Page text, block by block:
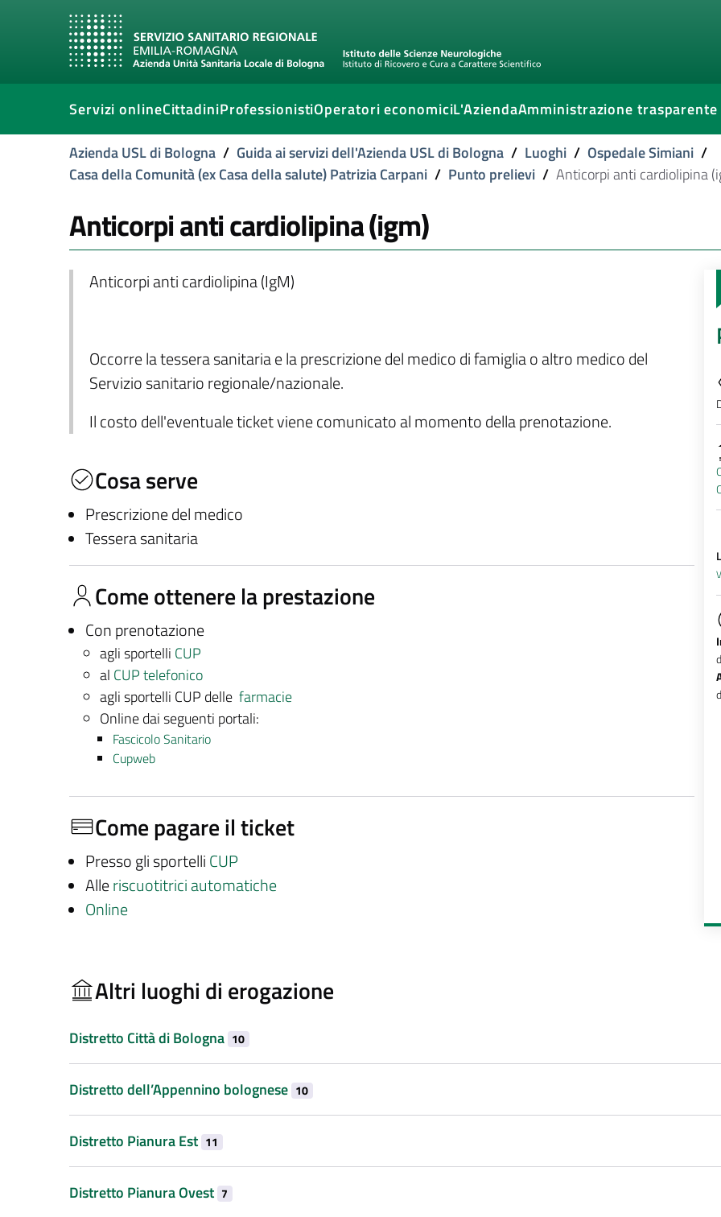
Servizi onlineCittadiniProfessionistiOperatori economiciL'AziendaAmministrazione trasparente
Azienda USL di Bologna / Guida ai servizi dell'Azienda USL di Bologna / Luoghi / Ospedale Simiani /
Casa della Comunità (ex Casa della salute) Patrizia Carpani / Punto prelievi / Anticorpi anti cardiolipina
Anticorpi anti cardiolipina (igm)
Anticorpi anti cardiolipina (IgM)
Occorre la tessera sanitaria e la prescrizione del medico di famiglia o altro medico del
Servizio sanitario regionale/nazionale.
Il costo dell'eventuale ticket viene comunicato al momento della prenotazione.
Cosa serve
Prescrizione del medico
Tessera sanitaria
Come ottenere la prestazione
Con prenotazione
agli sportelli CUP
al CUP telefonico
agli sportelli CUP delle farmacie
Online dai seguenti portali:
Fascicolo Sanitario
Cupweb
Come pagare il ticket
Presso gli sportelli CUP
Alleriscuotitrici automatiche
Online
Altri luoghi di erogazione
Distretto Città di Bologna 10
Distretto dell’Appennino bolognese 10
Distretto Pianura Est 11
Distretto Pianura Ovest 7